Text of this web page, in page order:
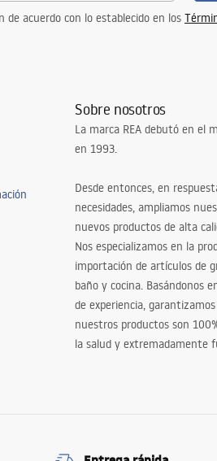
acuerdo con lo establecido en los
Sobre nosotros
La marca REA debutó en el
en 1993.
Desde entonces, en
necesidades, ampliamos
nuevos productos de alta
Nos especializamos en la
importación de artículos de
baño y cocina. Basándonos
de experiencia,
nuestros productos son
la salud y extremadamente